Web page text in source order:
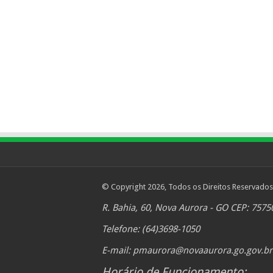
© Copyright 2026, Todos os Direitos
R. Bahia, 60, Nova Aurora - GO CEP:
Telefone: (64)3698-1050
E-mail: pmaurora@novaaurora.go.gov.br